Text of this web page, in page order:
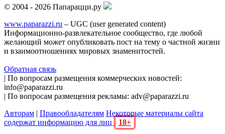
© 2004 - 2026 Папарацци.ру
www.paparazzi.ru – UGC (user generated content)
Информационно-развлекательное сообщество, где любой
желающий может опубликовать пост на тему о частной жизни
и взаимоотношениях мировых знаменитостей.
Обратная связь
| По вопросам размещения коммерческих новостей:
info@paparazzi.ru
| По вопросам размещения рекламы: adv@paparazzi.ru
Авторам | Правообладателям Некоторые материалы сайта
содержат информацию для лиц
18+